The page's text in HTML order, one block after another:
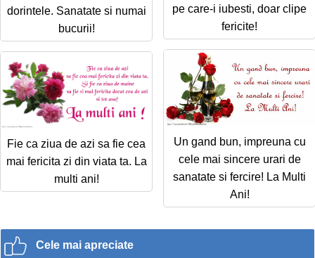
pe care-i iubesti, doar clipe
fericite!
dorintele. Sanatate si numai
bucurii!
Un gand bun, impreuna cu
cele mai sincere urari de
sanatate si fercire! La Multi
Ani!
Fie ca ziua de azi sa fie cea
mai fericita zi din viata ta. La
multi ani!
Cele mai apreciate